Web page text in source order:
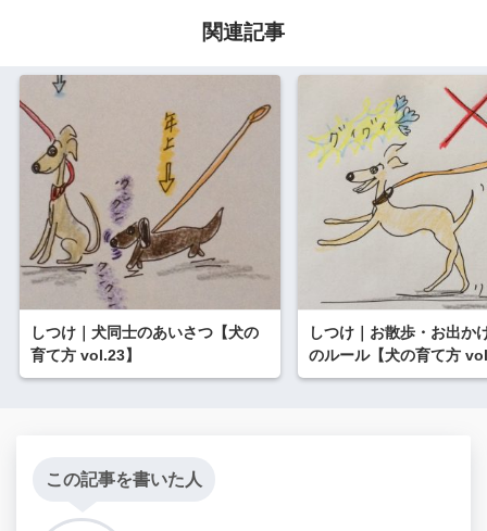
関連記事
しつけ｜犬同士のあいさつ【犬の
育て方 vol.23】
しつけ｜お散歩・お出か
のルール【犬の育て方
この記事を書いた人